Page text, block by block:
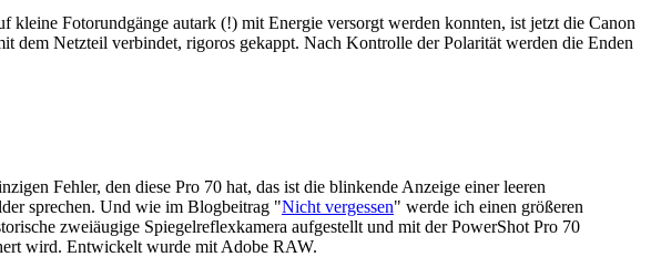
kleine Fotorundgänge autark (!) mit Energie versorgt werden konnten, ist jetzt die Canon
Netzteil verbindet, rigoros gekappt. Nach Kontrolle der Polarität werden die Enden
Fehler, den diese Pro 70 hat, das ist die blinkende Anzeige einer leeren
sprechen. Und wie im Blogbeitrag "Nicht vergessen" werde ich einen größeren
zweiäugige Spiegelreflexkamera aufgestellt und mit der PowerShot Pro 70
wird. Entwickelt wurde mit Adobe RAW.